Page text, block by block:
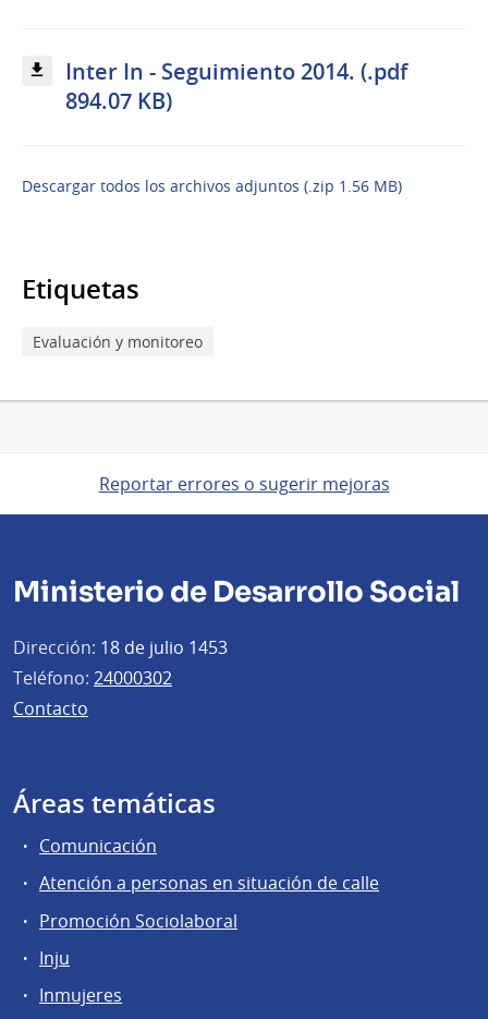
Inter In - Seguimiento 2014. (.pdf
894.07 KB)
Descargar todos los archivos adjuntos (.zip 1.56 MB)
Etiquetas
Evaluación y monitoreo
Reportar errores o sugerir mejoras
Ministerio de Desarrollo Social
Dirección: 18 de julio 1453
Teléfono: 24000302
Contacto
Áreas temáticas
Comunicación
Atención a personas en situación de calle
Promoción Sociolaboral
Inju
Inmujeres